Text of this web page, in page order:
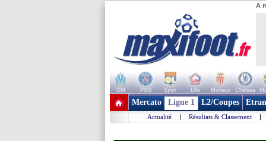
A
OM PSG Lyon Lille Monaco Chelsea
+ de clubs
Mercato Ligue 1 L2/Coupes
Actualité | Résultats & Classement |